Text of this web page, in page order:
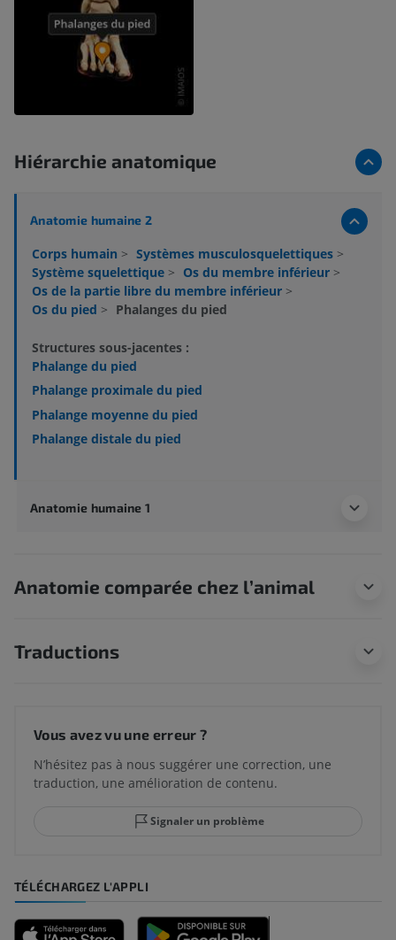
Hiérarchie anatomique
Anatomie humaine 2
Corps humain > Systèmes musculosquelettiques >
Système squelettique > Os du membre inférieur >
Os de la partie libre du membre inférieur >
Os du pied > Phalanges du pied
Structures sous-jacentes :
Phalange du pied
Phalange proximale du pied
Phalange moyenne du pied
Phalange distale du pied
Anatomie humaine 1
Anatomie comparée chez l’animal
Traductions
Vous avez vu une erreur ?
N’hésitez pas à nous suggérer une correction, une
traduction, une amélioration de contenu.
Signaler un problème
TÉLÉCHARGEZ L'APPLI